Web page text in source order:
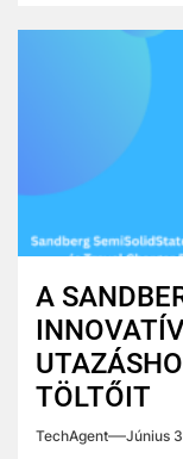
A
TÖLTŐIT
TechAgent Június